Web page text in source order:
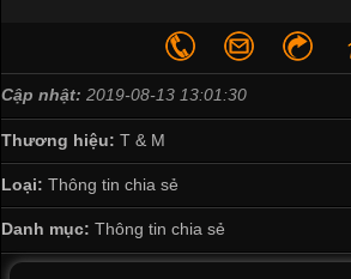
Cập nhật: 2019-08-13 13:01:30
Thương hiệu: T & M
Loại: Thông tin chia sẻ
Danh mục: Thông tin chia sẻ